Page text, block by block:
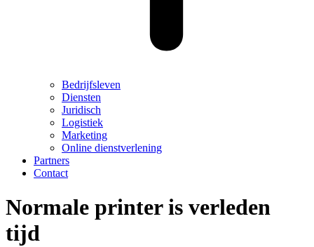
Bedrijfsleven
Diensten
Juridisch
Logistiek
Marketing
Online dienstverlening
Partners
Contact
Normale printer is verleden
tijd